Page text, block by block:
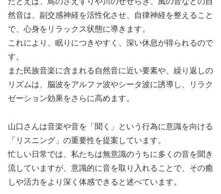
然音は、副交感神経を活性化させ、自律神経を整えること
で、心身をリラックス状態に導きます。
これにより、眠りにつきやすく、深い休息が得られるので
す。
また民族音楽に含まれる自然音に近い要素や、繰り返しの
リズムは、脳波をアルファ波やシータ波に誘導し、リラク
ゼーション効果をさらに高めます。
山口さんは音楽や音を「聞く」という行為に意識を向ける
「リスニング」の重要性を提案しています。
忙しい日常では、私たちは無意識のうちに多くの音を聞き
流していますが、意識的に音を取り入れることで、その癒
しや活力をより深く体感できると述べています。